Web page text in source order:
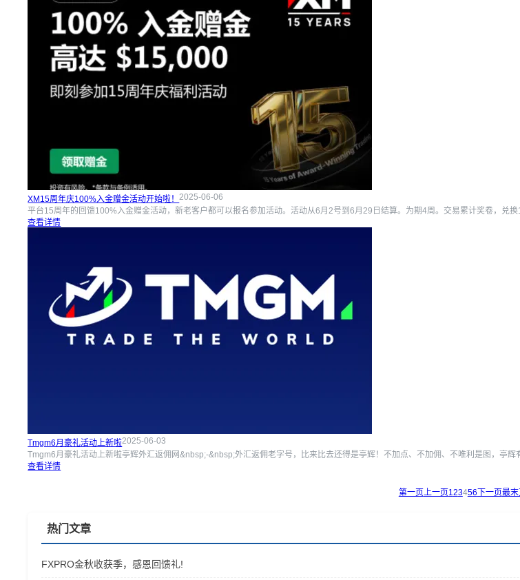
XM15周年庆100%入金赠金活动开始啦！2025-06-06
平台15周年的回馈100%入金赠金活动，新老客户都可以报名参加活动。活动从6月2号到6月29日结算。为期4周。交易累计奖卷，兑
查看详情
Tmgm6月豪礼活动上新啦2025-06-03
Tmgm6月豪礼活动上新啦亭辉外汇返佣网&nbsp;-&nbsp;外汇返佣老字号，比来比去还得是亭辉！不加点、不加佣、不唯利是图，亭
查看详情
第一页上一页123456 下一页最末
热门文章
FXPRO金秋收获季，感恩回馈礼!